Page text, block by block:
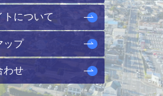
トについて
ップ
わせ